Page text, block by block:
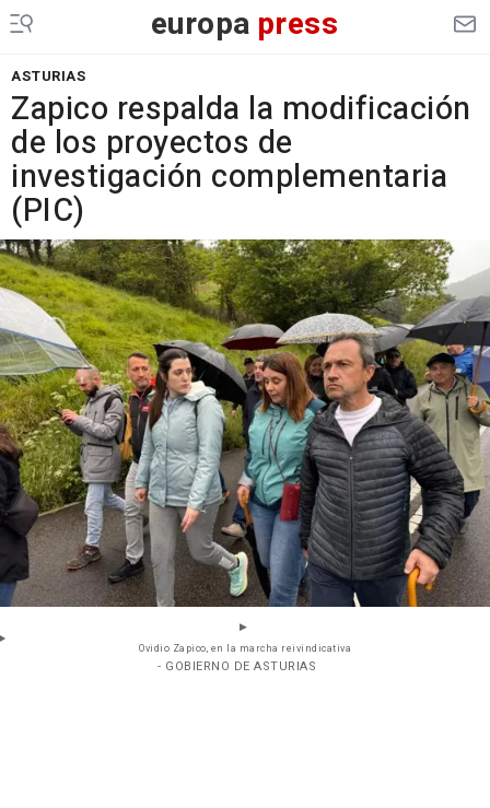
europa press
ASTURIAS
Zapico respalda la modificación
de los proyectos de
investigación complementaria
(PIC)
Ovidio Zapico, en la marcha reivindicativa
- GOBIERNO DE ASTURIAS